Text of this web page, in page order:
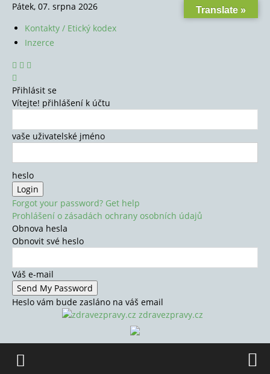
Pátek, 07. srpna 2026
Kontakty / Etický kodex
Inzerce
Přihlásit se
Vítejte! přihlášení k účtu
vaše uživatelské jméno
heslo
Forgot your password? Get help
Prohlášení o zásadách ochrany osobních údajů
Obnova hesla
Obnovit své heslo
Váš e-mail
Heslo vám bude zasláno na váš email
zdravezpravy.cz
Translate »